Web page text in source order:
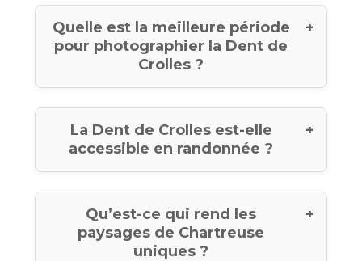
Quelle est la meilleure période
pour photographier la Dent de
Crolles ?
La Dent de Crolles est-elle
accessible en randonnée ?
Qu’est-ce qui rend les
paysages de Chartreuse
uniques ?